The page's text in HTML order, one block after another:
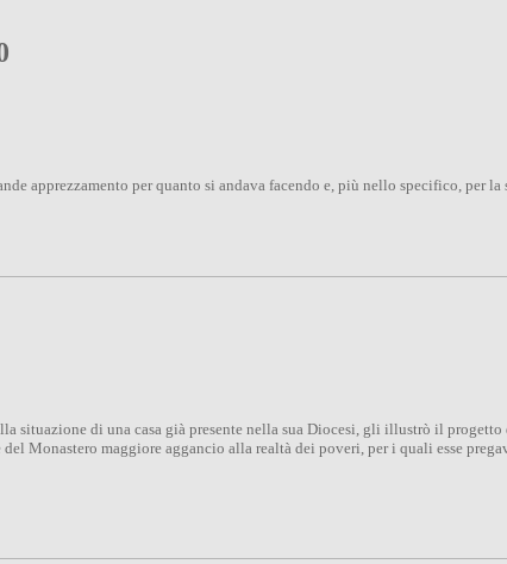
apprezzamento per quanto si andava facendo e, più nello specifico, per la
di una casa già presente nella sua Diocesi, gli illustrò il
Monastero maggiore aggancio alla realtà dei poveri, per i quali esse